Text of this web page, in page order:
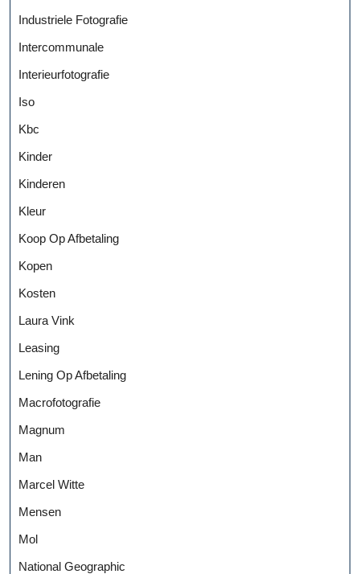
Industriele Fotografie
Intercommunale
Interieurfotografie
Iso
Kbc
Kinder
Kinderen
Kleur
Koop Op Afbetaling
Kopen
Kosten
Laura Vink
Leasing
Lening Op Afbetaling
Macrofotografie
Magnum
Man
Marcel Witte
Mensen
Mol
National Geographic